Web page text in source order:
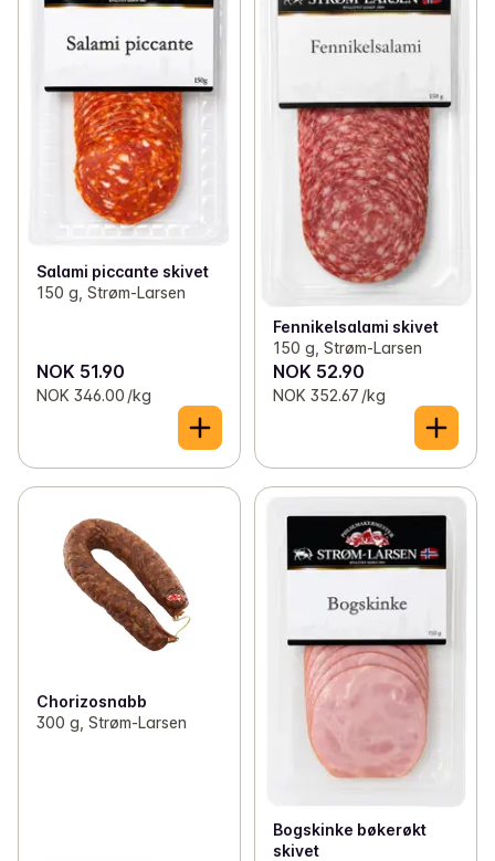
Salami piccante skivet
150 g, Strøm-Larsen
NOK 51.90
NOK 346.00 /kg
Fennikelsalami skivet
150 g, Strøm-Larsen
NOK 52.90
NOK 352.67 /kg
Chorizosnabb
300 g, Strøm-Larsen
Bogskinke bøkerøkt
skivet